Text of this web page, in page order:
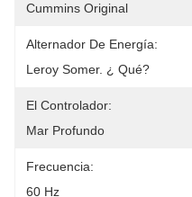
Cummins Original
Alternador De Energía:
Leroy Somer. ¿ Qué?
El Controlador:
Mar Profundo
Frecuencia:
60 Hz